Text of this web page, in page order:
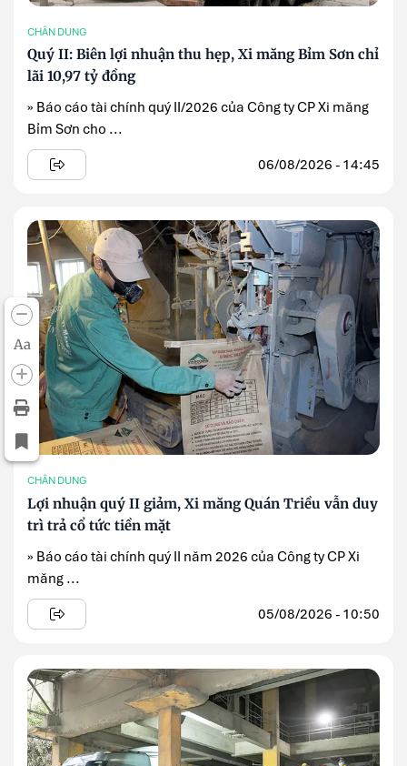
Aa
CHÂN DUNG
Quý II: Biên lợi nhuận thu hẹp, Xi măng Bỉm Sơn chỉ
lãi 10,97 tỷ đồng
» Báo cáo tài chính quý II/2026 của Công ty CP Xi măng
Bỉm Sơn cho ...
06/08/2026 - 14:45
CHÂN DUNG
Lợi nhuận quý II giảm, Xi măng Quán Triều vẫn duy
trì trả cổ tức tiền mặt
» Báo cáo tài chính quý II năm 2026 của Công ty CP Xi
măng ...
05/08/2026 - 10:50